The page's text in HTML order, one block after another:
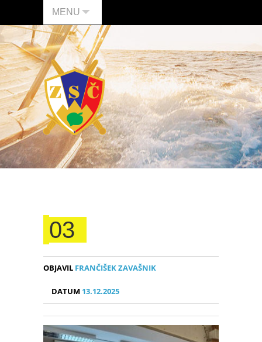
MENU
03
OBJAVIL FRANČIŠEK ZAVAŠNIK
DATUM 13.12.2025